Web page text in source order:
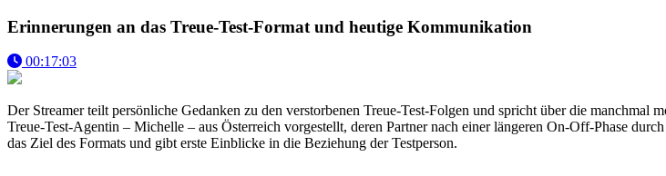
Erinnerungen an das Treue-Test-Format und heutige Kommunikation
00:17:03
Der Streamer teilt persönliche Gedanken zu den verstorbenen Treue-Test-Folgen und spricht über die
Treue-Test-Agentin – Michelle – aus Österreich vorgestellt, deren Partner nach einer längeren On-Off-Phase
das Ziel des Formats und gibt erste Einblicke in die Beziehung der Testperson.